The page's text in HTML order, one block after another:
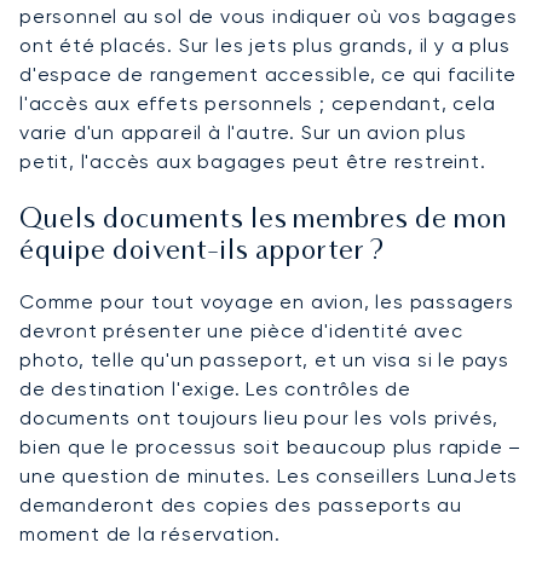
personnel au sol de vous indiquer où vos bagages
ont été placés. Sur les jets plus grands, il y a plus
d'espace de rangement accessible, ce qui facilite
l'accès aux effets personnels ; cependant, cela
varie d'un appareil à l'autre. Sur un avion plus
petit, l'accès aux bagages peut être restreint.
Quels documents les membres de mon
équipe doivent-ils apporter ?
Comme pour tout voyage en avion, les passagers
devront présenter une pièce d'identité avec
photo, telle qu'un passeport, et un visa si le pays
de destination l'exige. Les contrôles de
documents ont toujours lieu pour les vols privés,
bien que le processus soit beaucoup plus rapide –
une question de minutes. Les conseillers LunaJets
demanderont des copies des passeports au
moment de la réservation.